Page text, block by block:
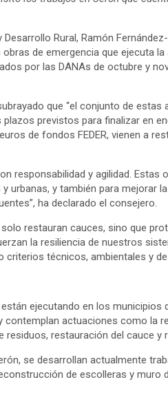
Rural, Ramón
de emergencia que ejecuta
por las DANAs de octubre y
que “el conjunto de estas
previstos para finalizar en
de fondos FEDER, vienen a
responsabilidad y agilidad. Estas
urbanas, y también para mejorar
ha declarado el consejero.
restauran cauces, sino que
la resiliencia de nuestros
criterios técnicos, ambientales y
ejecutando en los municipios
contemplan actuaciones como la
residuos, restauración del cauce
se desarrollan actualmente
de escolleras y muro